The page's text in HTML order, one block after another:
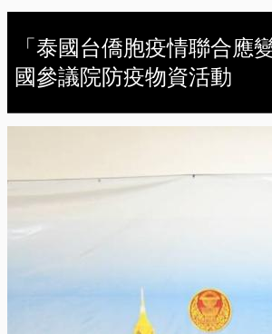
「泰國台僑胞疫情聯合應
國參議院防疫物資活動